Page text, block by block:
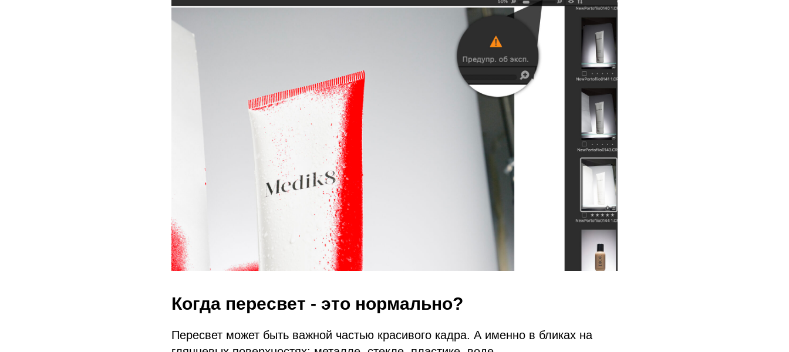
Когда пересвет - это нормально?
Пересвет может быть важной частью красивого кадра. А именно в бликах на